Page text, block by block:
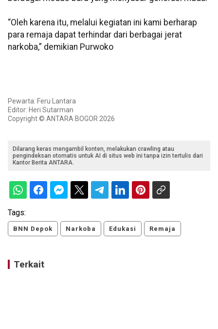
“Oleh karena itu, melalui kegiatan ini kami berharap
para remaja dapat terhindar dari berbagai jerat
narkoba,” demikian Purwoko
Pewarta: Feru Lantara
Editor: Heri Sutarman
Copyright © ANTARA BOGOR 2026
Dilarang keras mengambil konten, melakukan crawling atau
pengindeksan otomatis untuk AI di situs web ini tanpa izin tertulis dari
Kantor Berita ANTARA.
Tags:
BNN Depok Narkoba Edukasi Remaja
Terkait